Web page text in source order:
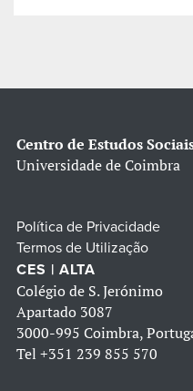
Centro de Estudos
Universidade de Coimbra
Política de Privacidade
Termos de Utilização
CES | ALTA
Colégio de S. Jerónimo
Apartado 3087
3000-995 Coimbra,
Tel +351 239 855 570